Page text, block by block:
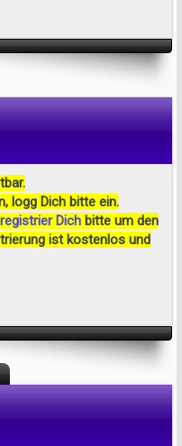
logg Dich bitte ein.
registrier Dich bitte um den
ist kostenlos und